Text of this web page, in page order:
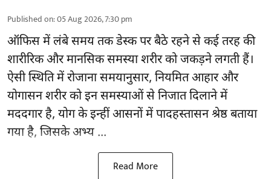
Published on:05 Aug 2026, 7:30 pm
ऑफिस में लंबे समय तक डेस्क पर बैठे रहने से कई तरह की
शारीरिक और मानसिक समस्या शरीर को जकड़ने लगती हैं।
ऐसी स्थिति में रोजाना समयानुसार, नियमित आहार और
योगासनशरीर को इन समस्याओं से निजात दिलाने में
मददगार है, योग के इन्हीं आसनों में पादहस्तासन श्रेष्ठ बताया
गया है, जिसके अभ्य ...
Read More